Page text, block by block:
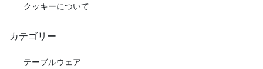
クッキーについて
カテゴリー
テーブルウェア